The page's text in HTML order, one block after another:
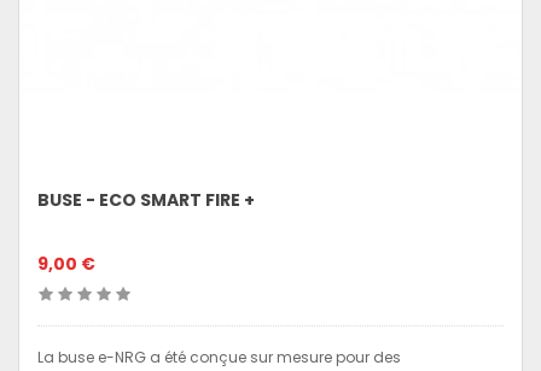
BUSE - ECO SMART FIRE +
9,00 €
La buse e-NRG a été conçue sur mesure pour des